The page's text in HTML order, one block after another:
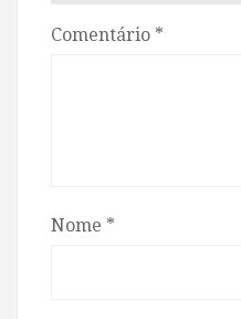
Comentário *
Nome *